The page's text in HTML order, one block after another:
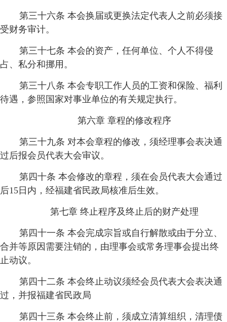
第三十六条 本会换届或更换法定代表人之前必须接
受财务审计。
第三十七条 本会的资产，任何单位、个人不得侵
占、私分和挪用。
第三十八条 本会专职工作人员的工资和保险、福利
待遇，参照国家对事业单位的有关规定执行。
第六章 章程的修改程序
第三十九条 对本会章程的修改，须经理事会表决通
过后报会员代表大会审议。
第四十条 本会修改的章程，须在会员代表大会通过
后15日内，经福建省民政局核准后生效。
第七章 终止程序及终止后的财产处理
第四十一条 本会完成宗旨或自行解散或由于分立、
合并等原因需要注销的，由理事会或常务理事会提出终
止动议。
第四十二条 本会终止动议须经会员代表大会表决通
过，并报福建省民政局
第四十三条 本会终止前，须成立清算组织，清理债